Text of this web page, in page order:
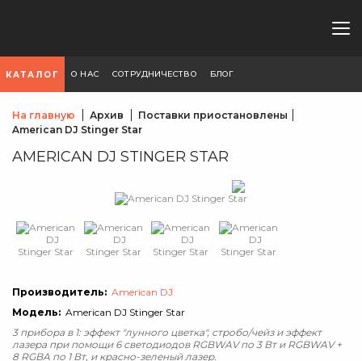
КАТАЛОГ О НАС СОТРУДНИЧЕСТВО БЛОГ
На главную Архив
Поставки приостановлены
American DJ Stinger Star
AMERICAN DJ STINGER STAR
Производитель: American DJ
Модель: American DJ Stinger Star
3 прибора в 1: эффект "лунного цветка", стробо/чейз и эффект
лазера при помощи 6 светодиодов RGBWAV по 3 Вт и RGBWAV +
8 RGBA по 1 Вт, и красно-зеленый лазер.